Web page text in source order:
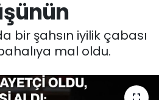
bir şahsın iyilik çabası
mal oldu.